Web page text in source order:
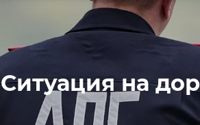
Ситуация на